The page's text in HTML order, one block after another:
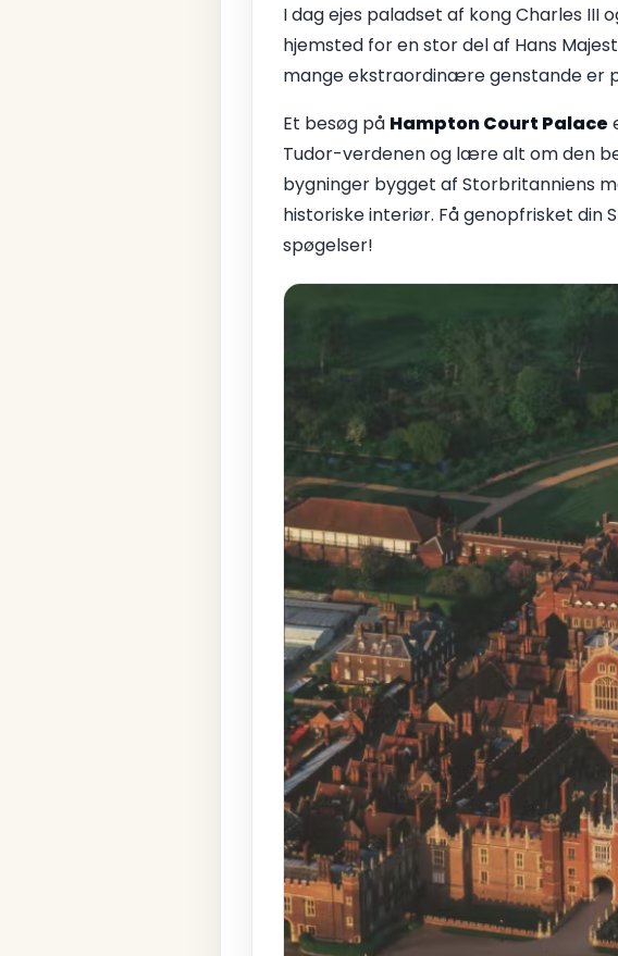
I dag ejes paladset af kong Charles III
hjemsted for en stor del af Hans
mange ekstraordinære genstande er
Et besøg på Hampton Court Palace
Tudor-verdenen og lære alt om den
bygninger bygget af Storbritanniens
historiske interiør. Få genopfrisket din
spøgelser!